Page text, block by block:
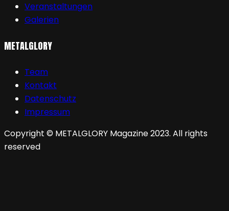
Veranstaltungen
Galerien
METALGLORY
Team
Kontakt
Datenschutz
Impressum
Copyright © METALGLORY Magazine 2023. All rights
reserved